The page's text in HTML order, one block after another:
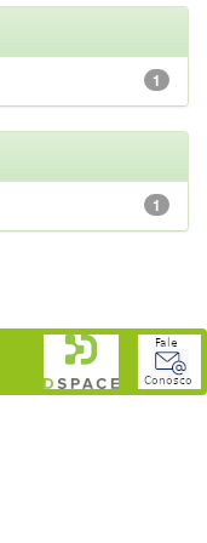
1
1